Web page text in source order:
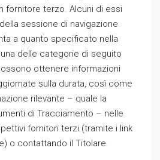
fornitore terzo. Alcuni di essi
sessione di navigazione
a quanto specificato nella
delle categorie di seguito
ottenere informazioni
sulla durata, così come
rilevante – quale la
di Tracciamento – nelle
fornitori terzi (tramite i link
o contattando il Titolare.